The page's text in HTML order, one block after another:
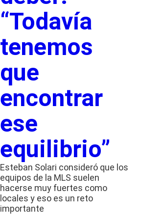
“Todavía
tenemos
que
encontrar
ese
equilibrio”
Esteban Solari consideró que los
equipos de la MLS suelen
hacerse muy fuertes como
locales y eso es un reto
importante